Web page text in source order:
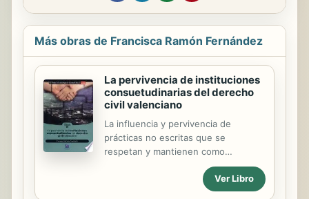
Más obras de Francisca Ramón Fernández
La pervivencia de instituciones
consuetudinarias del derecho
civil valenciano
La influencia y pervivencia de
prácticas no escritas que se
respetan y mantienen como
verdaderas instituciones
consuetudinarias en el ambito
agrario centran este estudio. Incluye
Ver Libro